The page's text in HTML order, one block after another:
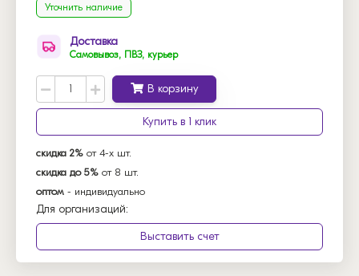
Уточнить наличие
Доставка
Самовывоз, ПВЗ, курьер
В корзину
Купить в 1 клик
скидка 2% от 4-х шт.
скидка до 5% от 8 шт.
оптом - индивидуально
Для организаций:
Выставить счет